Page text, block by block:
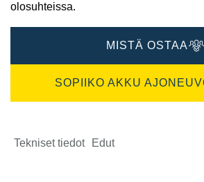
olosuhteissa.
MISTÄ OSTAA
SOPIIKO AKKU
Tekniset tiedot Edut